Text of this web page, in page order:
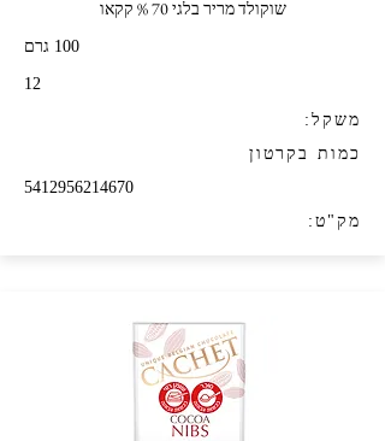
שוקולד מריר בלגי 70 % קקאו
100 גרם
12
משקל:
כמות בקרטון
5412956214670
מק"ט: